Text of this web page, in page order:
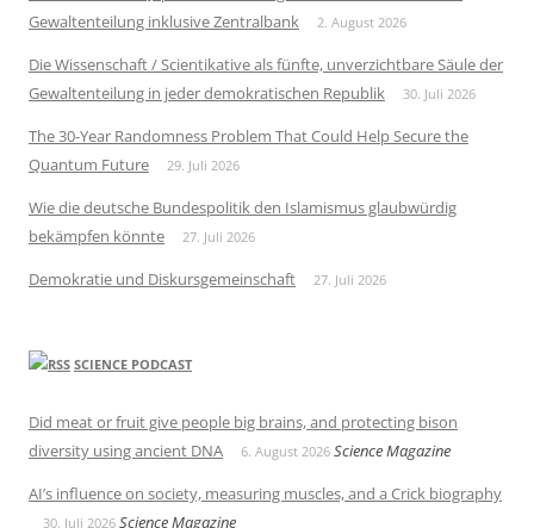
Gewaltenteilung inklusive Zentralbank
2. August 2026
Die Wissenschaft / Scientikative als fünfte, unverzichtbare Säule der
Gewaltenteilung in jeder demokratischen Republik
30. Juli 2026
The 30-Year Randomness Problem That Could Help Secure the
Quantum Future
29. Juli 2026
Wie die deutsche Bundespolitik den Islamismus glaubwürdig
bekämpfen könnte
27. Juli 2026
Demokratie und Diskursgemeinschaft 27. Juli 2026
SCIENCE PODCAST
Did meat or fruit give people big brains, and protecting bison
diversity using ancient DNA
6. August 2026 Science Magazine
AI’s influence on society, measuring muscles, and a Crick biography
30. Juli 2026 Science Magazine